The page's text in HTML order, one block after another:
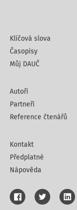
Klíčová slova
Časopisy
Můj DAUČ
Autoři
Partneři
Reference čtenářů
Kontakt
Předplatné
Nápověda